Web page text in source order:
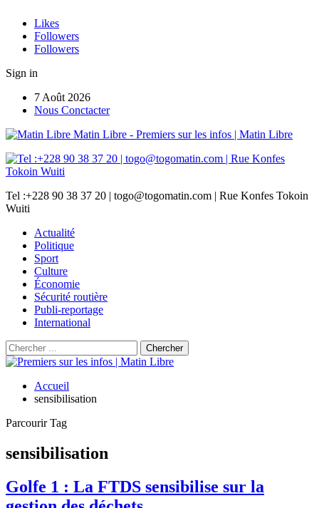
Likes
Followers
Followers
Sign in
7 Août 2026
Nous Conctacter
Matin Libre - Premiers sur les infos | Matin Libre
Tel :+228 90 38 37 20 | togo@togomatin.com | Rue Konfes Tokoin
Wuiti
Actualité
Politique
Sport
Culture
Économie
Sécurité routière
Publi-reportage
International
Accueil
sensibilisation
Parcourir Tag
sensibilisation
Golfe 1 : La FTDS sensibilise sur la